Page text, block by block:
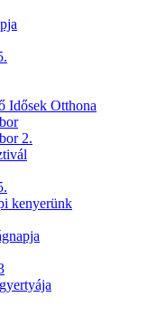
Idősek Otthona
2.
kenyerünk